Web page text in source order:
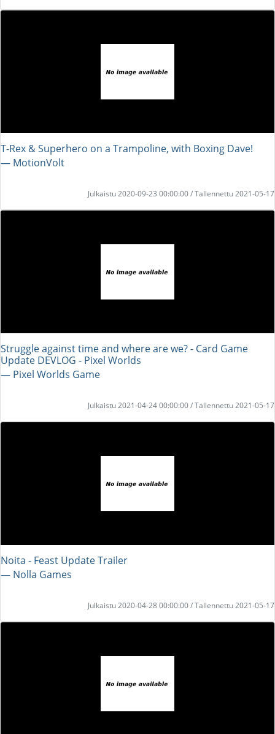
T-Rex & Superhero on a Trampoline, with Boxing Dave!
― MotionVolt
Julkaistu 2020-09-23 00:00:00 / Tallennettu 2021-05-17
Struggle against time and where are we? - Card Game
Update DEVLOG - Pixel Worlds
― Pixel Worlds Game
Julkaistu 2021-04-24 00:00:00 / Tallennettu 2021-05-17
Noita - Feast Update Trailer
― Nolla Games
Julkaistu 2020-04-28 00:00:00 / Tallennettu 2021-05-17